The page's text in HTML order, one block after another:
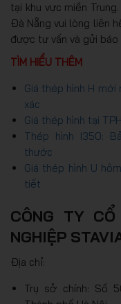
tại khu vực miền
Đà Nẵng vui lòng liên
được tư vấn và gửi báo
TÌM HIỂU THÊM
Giá thép hình H
xác
Giá thép hình tại
Thép hình I350:
thước
Giá thép hình U
tiết
CÔNG TY
NGHIỆP
Địa chỉ:
Trụ sở chính: Số